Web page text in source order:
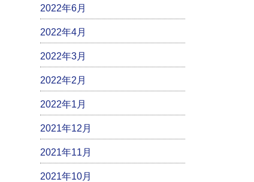
2022年6月
2022年4月
2022年3月
2022年2月
2022年1月
2021年12月
2021年11月
2021年10月